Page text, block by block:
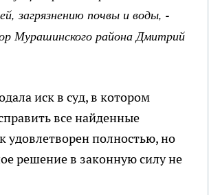
загрязнению почвы и воды, -
Мурашинского района Дмитрий
иск в суд, в котором
все найденные
удовлетворен полностью, но
решение в законную силу не